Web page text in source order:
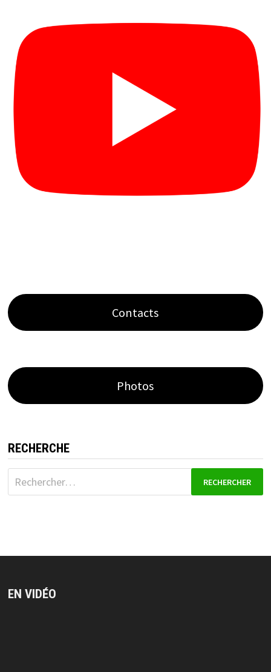
Contacts
Photos
RECHERCHE
Rechercher :
EN VIDÉO